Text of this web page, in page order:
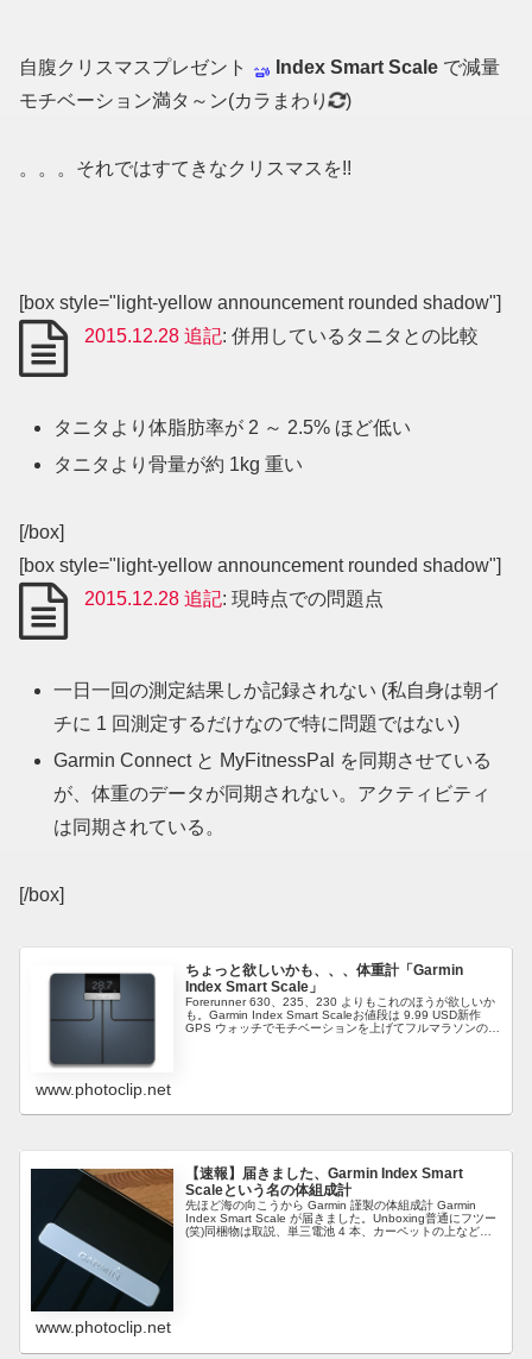
自腹クリスマスプレゼント Index Smart Scale で減量
モチベーション満タ～ン(カラまわり
)
。。。それではすてきなクリスマスを!!
[box style="light-yellow announcement rounded shadow"]
2015.12.28 追記: 併用しているタニタとの比較
タニタより体脂肪率が 2 ～ 2.5% ほど低い
タニタより骨量が約 1kg 重い
[/box]
[box style="light-yellow announcement rounded shadow"]
2015.12.28 追記: 現時点での問題点
一日一回の測定結果しか記録されない (私自身は朝イ
チに 1 回測定するだけなので特に問題ではない)
Garmin Connect と MyFitnessPal を同期させている
が、体重のデータが同期されない。アクティビティ
は同期されている。
[/box]
ちょっと欲しいかも、、、体重計「Garmin
Index Smart Scale」
Forerunner 630、235、230 よりもこれのほうが欲しいか
も。Garmin Index Smart Scaleお値段は 9.99 USD新作
GPS ウォッチでモチベーションを上げてフルマラソンの自
www.photoclip.net
【速報】届きました、Garmin Index Smart
Scaleという名の体組成計
先ほど海の向こうから Garmin 謹製の体組成計 Garmin
Index Smart Scale が届きました。Unboxing普通にフツー
(笑)同梱物は取説、単三電池 4 本、カーペットの上などで
www.photoclip.net